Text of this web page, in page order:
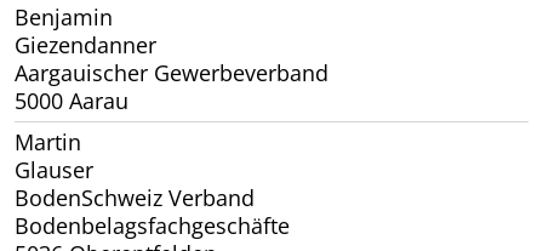
Benjamin
Giezendanner
Aargauischer Gewerbeverband
5000 Aarau
Martin
Glauser
BodenSchweiz Verband
Bodenbelagsfachgeschäfte